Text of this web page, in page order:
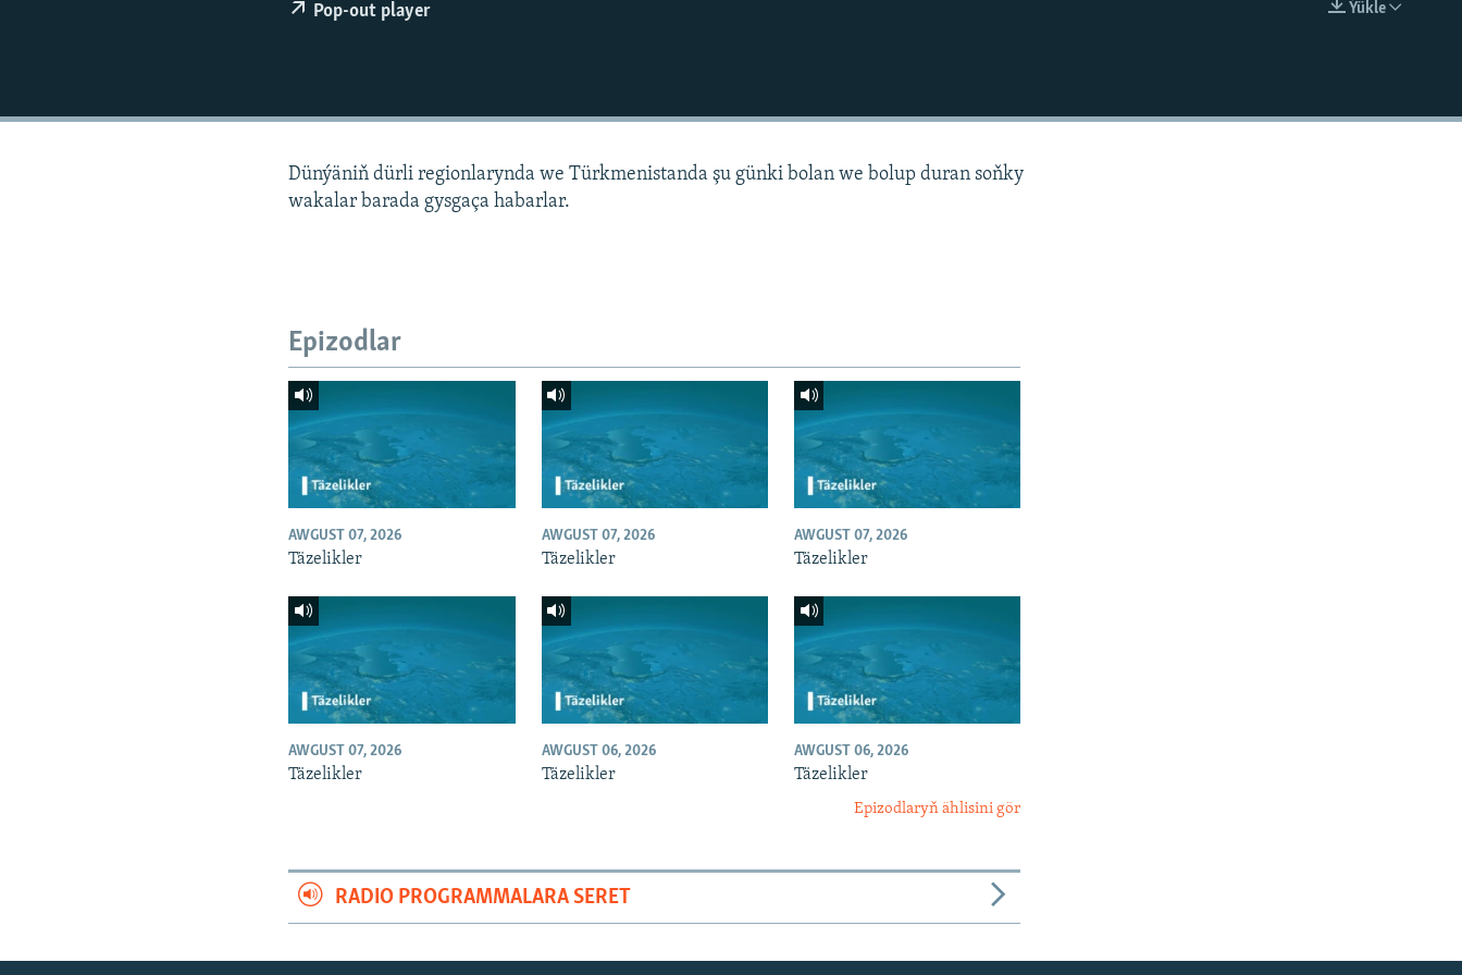
Ýükle
Pop-out player
Dünýäniň dürli regionlarynda we Türkmenistanda şu günki bolan we bolup duran soňky
wakalar barada gysgaça habarlar.
Epizodlar
AWGUST 07, 2026
Täzelikler
AWGUST 07, 2026
Täzelikler
AWGUST 07, 2026
Täzelikler
AWGUST 07, 2026
Täzelikler
AWGUST 06, 2026
Täzelikler
AWGUST 06, 2026
Täzelikler
Epizodlaryň ählisini gör
RADIO PROGRAMMALARA SERET